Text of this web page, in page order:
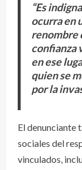
“Es
ocurra en
renombre
confianza
en ese
quien se
por la
El denunciante
sociales del
vinculados,